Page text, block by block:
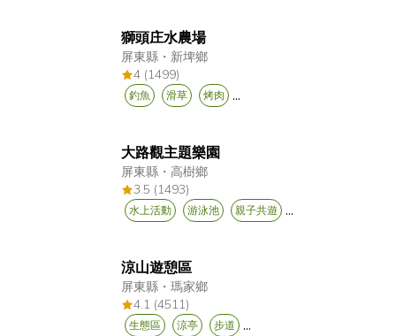
獅頭庄水農場
屏東縣 ・新埤鄉
4 (1499)
釣魚 滑草 烤肉 ...
大路觀主題樂園
屏東縣 ・ 高樹鄉
3.5 (1493)
水上活動 游泳池 親子共遊 ...
涼山遊憩區
屏東縣 ・瑪家鄉
4.1 (4511)
生態區 涼亭 步道 ...